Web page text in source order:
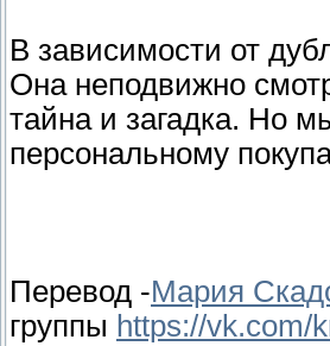
В зависимости от
Она неподвижно
тайна и загадка. Но
персональному
Перевод -Мария
группы https://vk.com/